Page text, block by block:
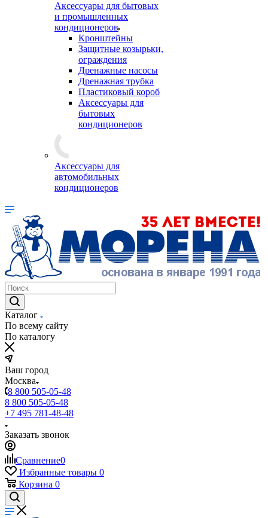
Аксессуары для бытовых
и промышленных
кондиционеров
Кронштейны
Защитные козырьки,
ограждения
Дренажные насосы
Дренажная трубка
Пластиковый короб
Аксессуары для
бытовых
кондиционеров
Аксессуары для
автомобильных
кондиционеров
Каталог
По всему сайту
По каталогу
Ваш город
Москва
8 800 505-05-48
8 800 505-05-48
+7 495 781-48-48
Заказать звонок
Сравнение0
Избранные товары 0
Корзина 0